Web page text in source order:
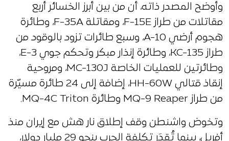
وأوضح المصدر ذاته، أن من بين أبرز الخسائر أربع
مقاتلات من طراز F-15E، ومقاتلة F-35A، وطائرة
هجوم أرضي A-10، وسبع طائرات تزود بالوقود من
طراز KC-135، وطائرة إنذار مبكر وتحكم جوي E-3،
وطائرتين للعمليات الخاصة MC-130J، ومروحية
إنقاذ قتالي HH-60W، إضافة إلى 24 طائرة مسيّرة
من طراز MQ-9 Reaper وطائرة MQ-4C Triton.
وتخوض واشنطن وقف إطلاق نار هش مع إيران منذ
أفريل، بينما تُقدَر تكلفة الحرب بنحو 29 مليار دولار،